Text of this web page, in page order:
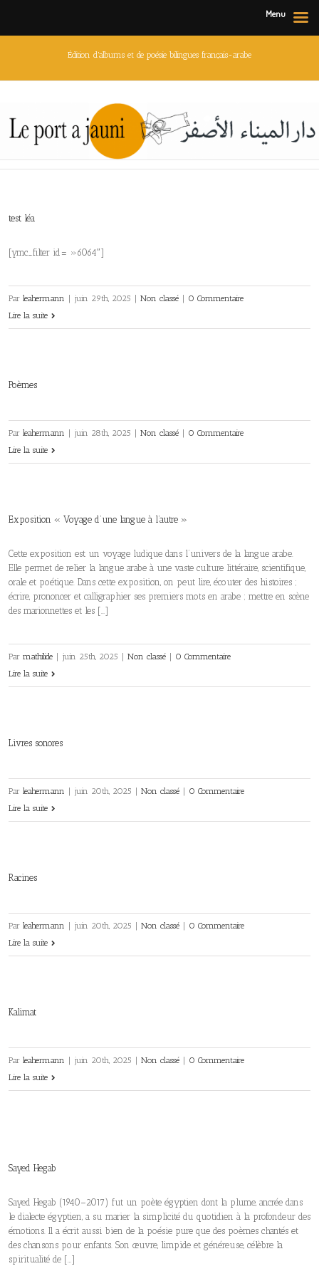
Édition d'albums et de poésie bilingues français-arabe
test léa
[ymc_filter id= »6064″]
Par leahermann juin 29th, 2025 Non classé
0 Commentaire
Lire la suite
Poèmes
Par leahermann juin 28th, 2025 Non classé
0 Commentaire
Lire la suite
Exposition « Voyage d’une langue à l’autre »
Cette exposition est un voyage ludique dans l’univers de la langue arabe.
Elle permet de relier la langue arabe à une vaste culture littéraire, scientifique,
orale et poétique. Dans cette exposition, on peut lire, écouter des histoires ;
écrire, prononcer et calligraphier ses premiers mots en arabe ; mettre en scène
des marionnettes et les […]
Par mathilide juin 25th, 2025 Non classé
0 Commentaire
Lire la suite
Livres sonores
Par leahermann juin 20th, 2025 Non classé
0 Commentaire
Lire la suite
Racines
Par leahermann juin 20th, 2025 Non classé
0 Commentaire
Lire la suite
Kalimat
Par leahermann juin 20th, 2025 Non classé
0 Commentaire
Lire la suite
Sayed Hegab
Sayed Hegab (1940–2017) fut un poète égyptien dont la plume, ancrée dans
le dialecte égyptien, a su marier la simplicité du quotidien à la profondeur des
émotions. Il a écrit aussi bien de la poésie pure que des poèmes chantés et
des chansons pour enfants. Son œuvre, limpide et généreuse, célèbre la
spiritualité de […]
Menu